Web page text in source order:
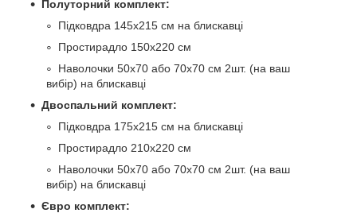
Полуторний комплект:
Підковдра 145х215 см на блискавці
Простирадло 150х220 см
Наволочки 50х70 або 70х70 см 2шт. (на ваш
вибір) на блискавці
Двоспальний комплект:
Підковдра 175х215 см на блискавці
Простирадло 210х220 см
Наволочки 50х70 або 70х70 см 2шт. (на ваш
вибір) на блискавці
Євро комплект: